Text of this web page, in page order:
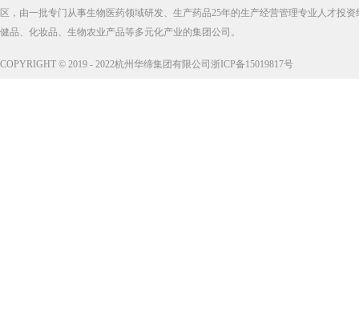
COPYRIGHT © 2019 - 2022杭州华缔集团有限公司浙ICP备15019817号
区，由一批专门从事生物医药领域研发、生产药品25年的生产经营管理专业人才投
健品、化妆品、生物农业产品等多元化产业的集团公司。